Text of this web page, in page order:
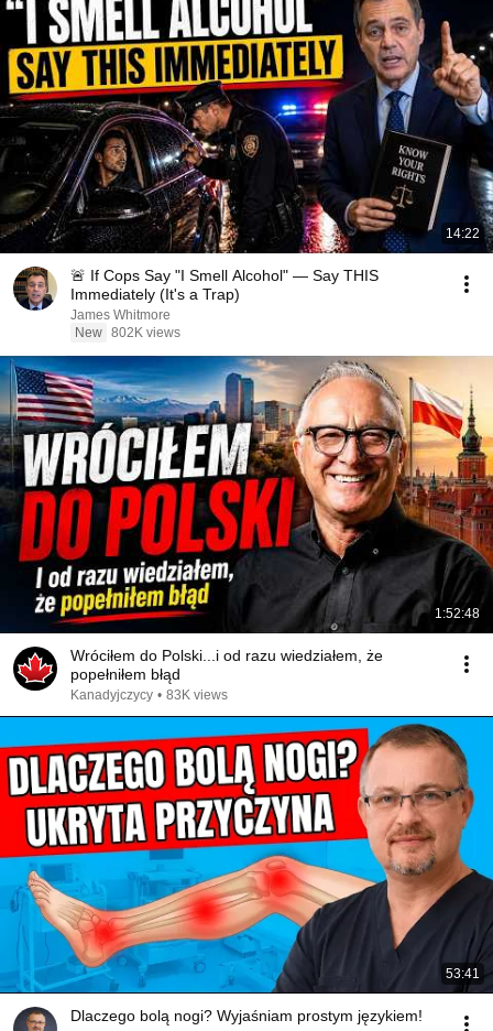
14:22
🚨 If Cops Say "I Smell Alcohol" — Say THIS
Immediately (It's a Trap)
James Whitmore
New 802K views
1:52:48
Wróciłem do Polski...i od razu wiedziałem, że
popełniłem błąd
Kanadyjczycy • 83K views
53:41
Dlaczego bolą nogi? Wyjaśniam prostym językiem!